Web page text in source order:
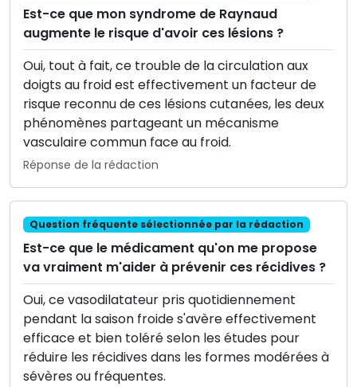
Est-ce que mon syndrome de Raynaud
augmente le risque d'avoir ces lésions ?
Oui, tout à fait, ce trouble de la circulation aux
doigts au froid est effectivement un facteur de
risque reconnu de ces lésions cutanées, les deux
phénomènes partageant un mécanisme
vasculaire commun face au froid.
Réponse de la rédaction
Question fréquente sélectionnée par la rédaction
Est-ce que le médicament qu'on me propose
va vraiment m'aider à prévenir ces récidives ?
Oui, ce vasodilatateur pris quotidiennement
pendant la saison froide s'avère effectivement
efficace et bien toléré selon les études pour
réduire les récidives dans les formes modérées à
sévères ou fréquentes.